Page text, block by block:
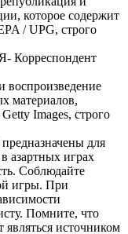
которое содержит
/ UPG, строго
Корреспондент
воспроизведение
материалов,
Images, строго
для
азартных играх
Соблюдайте
игры. При
Помните, что
являться источником